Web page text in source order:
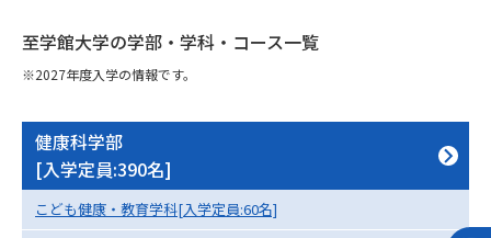
専門学校の資料請求
留学・進学関連、塾・予備校
大学入学共通テスト「受験上の
配慮案内」の請求
高等学校卒業程度認定試験
至学館大学の学部・学科・コース一覧
※2027年度入学の情報です。
健康科学部
[入学定員:390名]
こども健康・教育学科[入学定員:60名]